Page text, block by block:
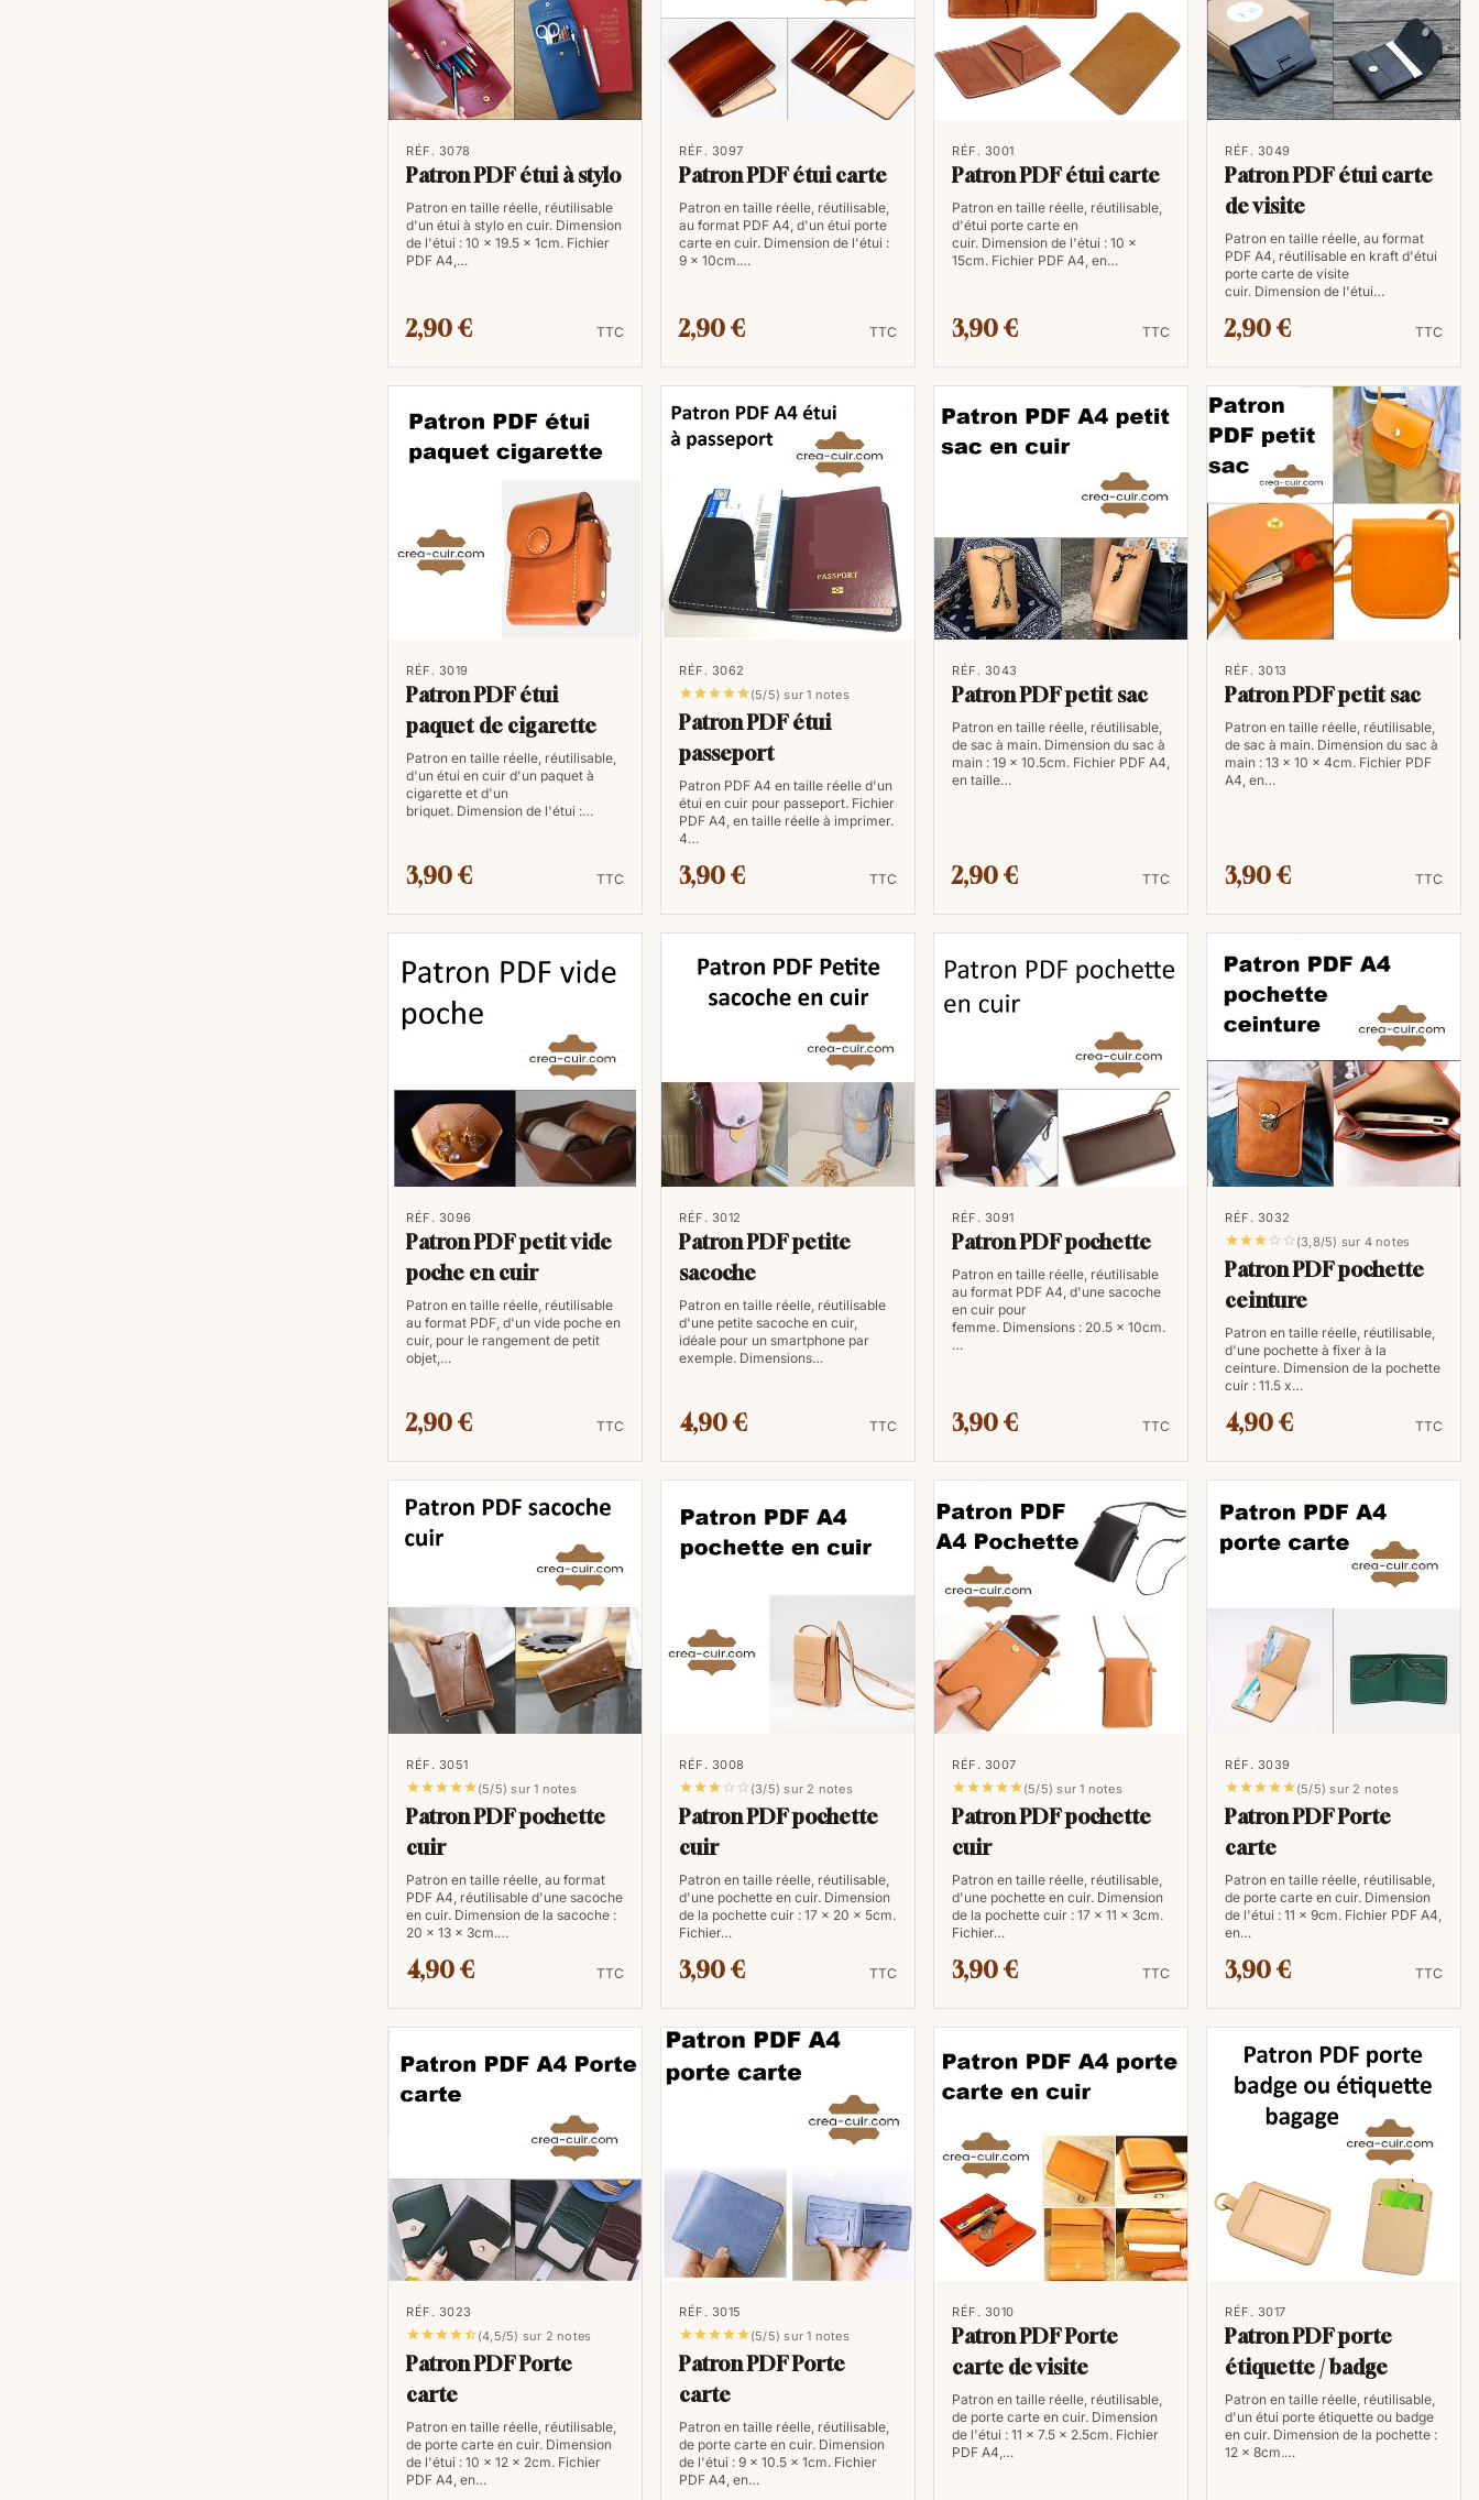
Comparé à l'achat de patrons papier, l'utilisation de patrons numériques peut s'avérer plus
économique à long terme. De plus, vous n'avez pas à investir dans des frais de livraison
ou à attendre la livraison d'un patron physique.
Respect de l'environnement
En réduisant l'utilisation de matériaux papier, les patrons de maroquinerie au format PDF
contribuent à la préservation de l'environnement. Moins d'arbres sont abattus pour la
production de patrons papier, ce qui fait du maroquinier numérique une option plus
durable.
A4 ou A3 : Lequel choisir ?
vous utilisez tous les jours pour votre imprimante de bureau ou vos courriers :
c'est le
format A4.
Le format A4 : Le standard classique
Dimensions : 21 x 29,7 cm
C'est la taille "normale". C’est le format idéal pour les documents que l'on tient en main,
que l'on range dans un classeur ou pour des petits cadres photos. Presque toutes les
imprimantes domestiques utilisent ce format par défaut.
Le format A3 : Le format "Double"
Dimensions : 29,7 x 42 cm
Le format A3 est exactement
deux fois plus grandque le A4. Pour vous donner une
idée précise : si vous posez deux feuilles A4 l'une à côté de l'autre, vous obtenez la
taille d'une feuille A3. On l'utilise généralement pour des affiches murales, des
calendriers ou des visuels qui demandent plus d'impact.
En conclusion, les patrons de maroquinerie au format PDF sont devenus une ressource
accessibilité globale, une précision inégalée, une variété de styles et d'options
économiques. En adoptant cette approche numérique, les maroquiniers ont la possibilité de
créer des pièces magnifiques avec plus de commodité et d'efficacité. Alors, que vous
soyez un maroquinier expérimenté ou un débutant, explorez le monde des patrons de
maroquinerie au format PDF et laissez libre cours à votre créativité.
RÉF. 3078
Patron PDF étui à stylo
Patron en taille réelle, réutilisable
d'un étui à stylo en cuir. Dimension
de l'étui : 10 x 19.5 x 1cm. Fichier
PDF A4,…
2,90 € TTC
RÉF. 3097
Patron PDF étui carte
Patron en taille réelle, réutilisable,
au format PDF A4, d'un étui porte
carte en cuir. Dimension de l'étui :
9 x 10cm.…
2,90 € TTC
RÉF. 3001
Patron PDF étui carte
Patron en taille réelle, réutilisable,
d'étui porte carte en
cuir. Dimension de l'étui : 10 x
15cm. Fichier PDF A4, en…
3,90 € TTC
RÉF. 3049
Patron PDF étui carte
de visite
Patron en taille réelle, au format
PDF A4, réutilisable en kraft d'étui
porte carte de visite
cuir. Dimension de l'étui…
2,90 € TTC
RÉF. 3019
Patron PDF étui
paquet de cigarette
Patron en taille réelle, réutilisable,
d'un étui en cuir d'un paquet à
cigarette et d'un
briquet. Dimension de l'étui :…
3,90 € TTC
RÉF. 3062
(5/5) sur 1 notes
Patron PDF étui
passeport
Patron PDF A4 en taille réelle d'un
étui en cuir pour passeport. Fichier
PDF A4, en taille réelle à imprimer.
4…
3,90 € TTC
RÉF. 3043
Patron PDF petit sac
Patron en taille réelle, réutilisable,
de sac à main. Dimension du sac à
main : 19 x 10.5cm. Fichier PDF A4,
en taille…
2,90 € TTC
RÉF. 3013
Patron PDF petit sac
Patron en taille réelle, réutilisable,
de sac à main. Dimension du sac à
main : 13 x 10 x 4cm. Fichier PDF
A4, en…
3,90 € TTC
RÉF. 3096
Patron PDF petit vide
poche en cuir
Patron en taille réelle, réutilisable
au format PDF, d'un vide poche en
cuir, pour le rangement de petit
objet,…
2,90 € TTC
RÉF. 3012
Patron PDF petite
sacoche
Patron en taille réelle, réutilisable
d'une petite sacoche en cuir,
idéale pour un smartphone par
exemple. Dimensions…
4,90 € TTC
RÉF. 3091
Patron PDF pochette
Patron en taille réelle, réutilisable
au format PDF A4, d'une sacoche
en cuir pour
femme. Dimensions : 20.5 x 10cm.
…
3,90 € TTC
RÉF. 3032
   (3,8/5) sur 4 notes
Patron PDF pochette
ceinture
Patron en taille réelle, réutilisable,
d'une pochette à fixer à la
ceinture. Dimension de la pochette
cuir : 11.5 x…
4,90 € TTC
RÉF. 3051
(5/5) sur 1 notes
Patron PDF pochette
cuir
Patron en taille réelle, au format
PDF A4, réutilisable d'une sacoche
en cuir. Dimension de la sacoche :
20 x 13 x 3cm.…
4,90 € TTC
RÉF. 3008
   (3/5) sur 2 notes
Patron PDF pochette
cuir
Patron en taille réelle, réutilisable,
d'une pochette en cuir. Dimension
de la pochette cuir : 17 x 20 x 5cm.
Fichier…
3,90 € TTC
RÉF. 3007
(5/5) sur 1 notes
Patron PDF pochette
cuir
Patron en taille réelle, réutilisable,
d'une pochette en cuir. Dimension
de la pochette cuir : 17 x 11 x 3cm.
Fichier…
3,90 € TTC
RÉF. 3039
(5/5) sur 2 notes
Patron PDF Porte
carte
Patron en taille réelle, réutilisable,
de porte carte en cuir. Dimension
de l'étui : 11 x 9cm. Fichier PDF A4,
en…
3,90 € TTC
RÉF. 3023
(4,5/5) sur 2 notes
Patron PDF Porte
carte
Patron en taille réelle, réutilisable,
de porte carte en cuir. Dimension
de l'étui : 10 x 12 x 2cm. Fichier
PDF A4, en…
RÉF. 3015
(5/5) sur 1 notes
Patron PDF Porte
carte
Patron en taille réelle, réutilisable,
de porte carte en cuir. Dimension
de l'étui : 9 x 10.5 x 1cm. Fichier
PDF A4, en…
RÉF. 3010
Patron PDF Porte
carte de visite
Patron en taille réelle, réutilisable,
de porte carte en cuir. Dimension
de l'étui : 11 x 7.5 x 2.5cm. Fichier
PDF A4,…
RÉF. 3017
Patron PDF porte
étiquette / badge
Patron en taille réelle, réutilisable,
d'un étui porte étiquette ou badge
en cuir. Dimension de la pochette :
12 x 8cm.…